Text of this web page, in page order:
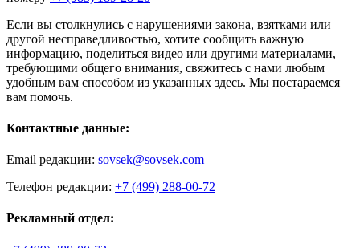
Если вы столкнулись с нарушениями закона, взятками или
другой несправедливостью, хотите сообщить важную
информацию, поделиться видео или другими материалами,
требующими общего внимания, свяжитесь с нами любым
удобным вам способом из указанных здесь. Мы постараемся
вам помочь.
Контактные данные:
Email редакции: sovsek@sovsek.com
Телефон редакции: +7 (499) 288-00-72
Рекламный отдел: